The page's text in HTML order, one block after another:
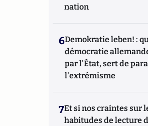
nation
6Demokratie leben! :
démocratie
par l'État, sert de
l'extrémisme
7Et si nos craintes sur
habitudes de lecture